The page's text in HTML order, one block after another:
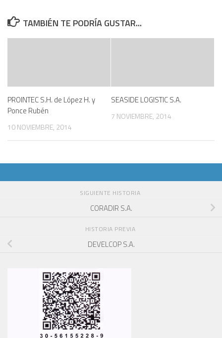
TAMBIÉN TE PODRÍA GUSTAR...
PROINTEC S.H. de López H. y
Ponce Rubén
10 NOVIEMBRE, 2014
SEASIDE LOGISTIC S.A.
7 NOVIEMBRE, 2014
SIGUIENTE HISTORIA
CORADIR S.A.
HISTORIA PREVIA
DEVELCOP S.A.